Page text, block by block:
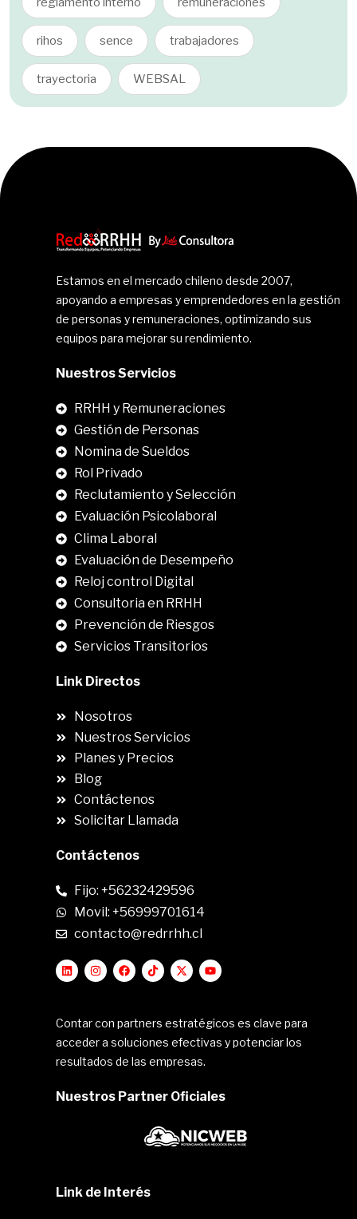
rihos sence trabajadores
trayectoria WEBSAL
Estamos en el mercado chileno desde 2007,
apoyando a empresas y emprendedores en la gestión
de personas y remuneraciones, optimizando sus
equipos para mejorar su rendimiento.
Nuestros Servicios
RRHH y Remuneraciones
Gestión de Personas
Nomina de Sueldos
Rol Privado
Reclutamiento y Selección
Evaluación Psicolaboral
Clima Laboral
Evaluación de Desempeño
Reloj control Digital
Consultoria en RRHH
Prevención de Riesgos
Servicios Transitorios
Link Directos
Nosotros
Nuestros Servicios
Planes y Precios
Blog
Contáctenos
Solicitar Llamada
Contáctenos
Fijo: +56232429596
Movil: +56999701614
contacto@redrrhh.cl
Contar con partners estratégicos es clave para
acceder a soluciones efectivas y potenciar los
resultados de las empresas.
Nuestros Partner Oficiales
Link de Interés